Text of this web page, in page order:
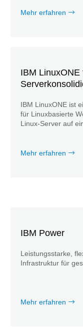
Mehr erfahren
IBM LinuxONE
IBM LinuxONE ist
für Linuxbasierte
Linux-Server auf
Mehr erfahren
IBM Power
Leistungsstarke,
Infrastruktur für
Mehr erfahren